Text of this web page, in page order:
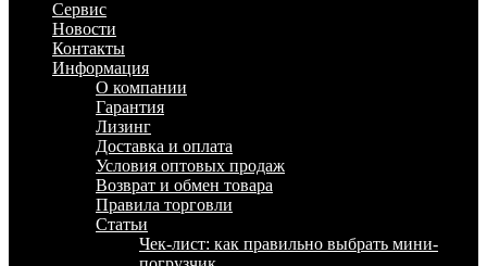
Сервис
Новости
Контакты
Информация
О компании
Гарантия
Лизинг
Доставка и оплата
Условия оптовых продаж
Возврат и обмен товара
Правила торговли
Статьи
Чек-лист: как правильно выбрать мини-